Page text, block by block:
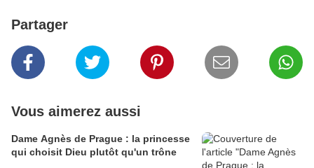
Partager
Vous aimerez aussi
Dame Agnès de Prague : la princesse
qui choisit Dieu plutôt qu'un trône